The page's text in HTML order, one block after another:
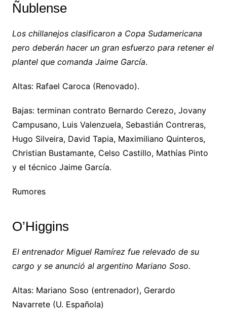
Ñublense
Los chillanejos clasificaron a Copa Sudamericana
pero deberán hacer un gran esfuerzo para retener el
plantel que comanda Jaime García.
Altas: Rafael Caroca (Renovado).
Bajas: terminan contrato Bernardo Cerezo, Jovany
Campusano, Luis Valenzuela, Sebastián Contreras,
Hugo Silveira, David Tapia, Maximiliano Quinteros,
Christian Bustamante, Celso Castillo, Mathías Pinto
y el técnico Jaime García.
Rumores
O’Higgins
El entrenador Miguel Ramírez fue relevado de su
cargo y se anunció al argentino Mariano Soso.
Altas: Mariano Soso (entrenador), Gerardo
Navarrete (U. Española)